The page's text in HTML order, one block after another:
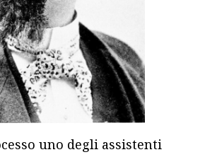
uno degli assistenti